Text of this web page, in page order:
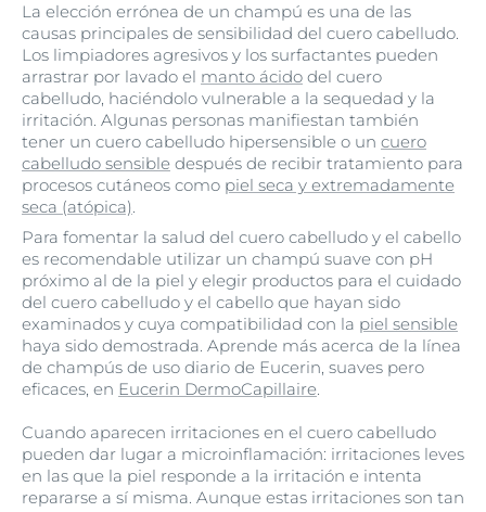
La elección errónea de un champú es una de las
causas principales de sensibilidad del cuero cabelludo.
Los limpiadores agresivos y los surfactantes pueden
arrastrar por lavado el manto ácido del cuero
cabelludo, haciéndolo vulnerable a la sequedad y la
irritación. Algunas personas manifiestan también
tener un cuero cabelludo hipersensible o un cuero
cabelludo sensible después de recibir tratamiento para
procesos cutáneos como piel seca y extremadamente
seca (atópica).
Para fomentar la salud del cuero cabelludo y el cabello
es recomendable utilizar un champú suave con pH
próximo al de la piel y elegir productos para el cuidado
del cuero cabelludo y el cabello que hayan sido
examinados y cuya compatibilidad con la piel sensible
haya sido demostrada. Aprende más acerca de la línea
de champús de uso diario de Eucerin, suaves pero
eficaces, en Eucerin DermoCapillaire.
Cuando aparecen irritaciones en el cuero cabelludo
pueden dar lugar a microinflamación: irritaciones leves
en las que la piel responde a la irritación e intenta
repararse a sí misma. Aunque estas irritaciones son tan